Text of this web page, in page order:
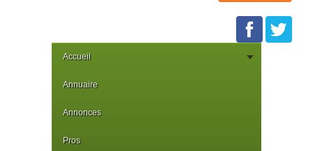
Accueil
Annuaire
Annonces
Pros